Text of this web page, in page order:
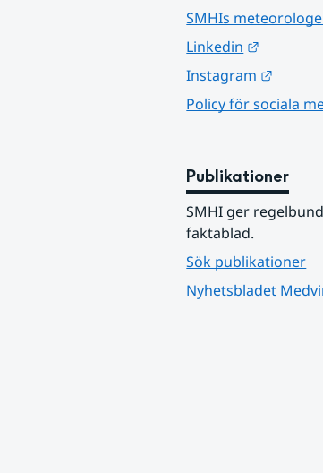
SMHIs
Linkedin
Instagram
Policy för sociala
Publikationer
SMHI ger
faktablad.
Sök publikationer
Nyhetsbladet